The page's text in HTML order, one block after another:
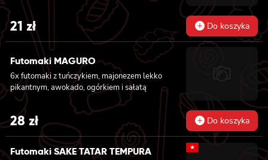
21 zł Do koszyka
Futomaki MAGURO
6x futomaki z tuńczykiem, majonezem lekko
pikantnym, awokado, ogórkiem i sałatą
28 zł Do koszyka
Futomaki SAKE TATAR TEMPURA ★